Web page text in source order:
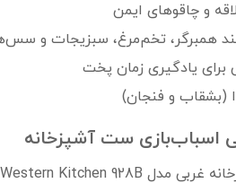
و چاقوهای ایمن
همبرگر، تخم‌مرغ، سبزیجات و
یادگیری زمان پخت
(بشقاب و فنجان)
اسباب‌بازی ست آشپزخانه